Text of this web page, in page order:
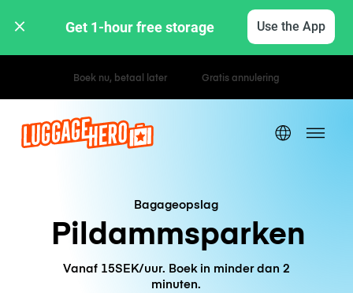
Get 1-hour free storage Use the App
Uur- / dagtarieven
Bagageopslag
Pildammsparken
Vanaf 15SEK/uur. Boek in minder dan 2
minuten.